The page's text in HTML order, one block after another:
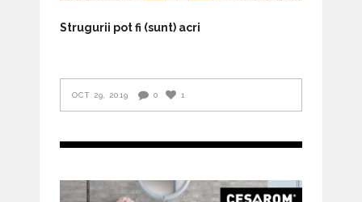
Strugurii pot fi (sunt) acri
OCT 29, 2019 0 1